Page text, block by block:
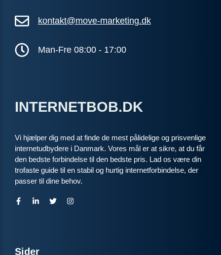
Inkl. router
Se tilbud hos Norlys →
SPAR 100 KR/MD I 6 MDR 6 MDR. BINDING
▼ 1.000Mbit/s Download
▲ 1.000Mbit/s Upload
kontakt@move-marketing.dk
Man-Fre 08:00 - 17:00
INTERNETBOB.DK
Vi hjælper dig med at finde de mest pålidelige og prisvenlige
internetudbydere i Danmark. Vores mål er at sikre, at du får
den bedste forbindelse til den bedste pris. Lad os være din
trofaste guide til en stabil og hurtig internetforbindelse, der
passer til dine behov.
Sider